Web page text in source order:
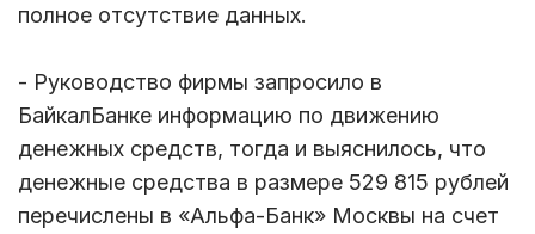
полное отсутствие данных.
- Руководство фирмы запросило в
БайкалБанке информацию по движению
денежных средств, тогда и выяснилось, что
денежные средства в размере 529 815 рублей
перечислены в «Альфа-Банк» Москвы на счет